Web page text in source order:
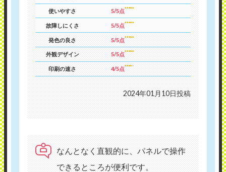
使いやすさ 5/5点
故障しにくさ 5/5点
発色の良さ 5/5点
外観デザイン 5/5点
印刷の速さ 4/5点
2024年01月10日投稿
なんとなく直観的に、パネルで操作
できるところが便利です。